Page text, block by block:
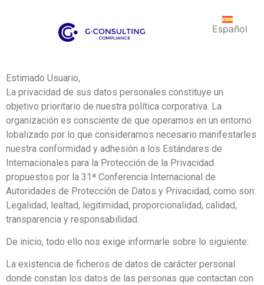
Español
Estimado Usuario,
La privacidad de sus datos personales constituye un
objetivo prioritario de nuestra política corporativa. La
organización es consciente de que operamos en un entorno
lobalizado por lo que consideramos necesario manifestarles
nuestra conformidad y adhesión a los Estándares de
Internacionales para la Protección de la Privacidad
propuestos por la 31ª Conferencia Internacional de
Autoridades de Protección de Datos y Privacidad, como son:
Legalidad, lealtad, legitimidad, proporcionalidad, calidad,
transparencia y responsabilidad.
De inicio, todo ello nos exige informarle sobre lo siguiente:
La existencia de ficheros de datos de carácter personal
donde constan los datos de las personas que contactan con